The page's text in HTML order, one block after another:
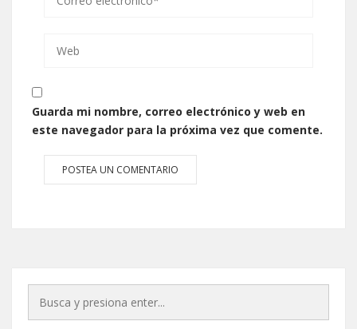
Guarda mi nombre, correo electrónico y web en
este navegador para la próxima vez que comente.